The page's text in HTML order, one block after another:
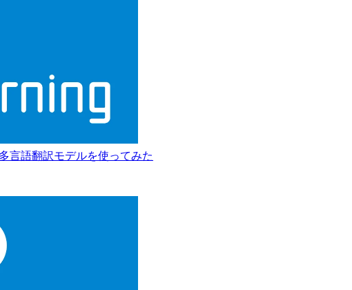
言語翻訳モデルを使ってみた